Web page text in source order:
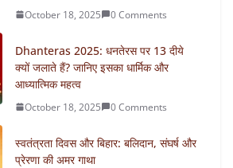
October 18, 2025 0 Comments
Dhanteras 2025: धनतेरस पर 13 दीये
क्यों जलाते हैं? जानिए इसका धार्मिक और
आध्यात्मिक महत्व
October 18, 2025 0 Comments
स्वतंत्रता दिवस और बिहार: बलिदान, संघर्ष और
प्रेरणा की अमर गाथा